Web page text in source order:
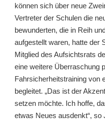
können sich über neue
Vertreter der Schulen die
bewunderten, die in Reih
aufgestellt waren, hatte der
Mitglied des Aufsichtsrats
eine weitere Überraschung
Fahrsicherheitstraining von
begleitet. „Das ist der
setzen möchte. Ich hoffe,
etwas Neues ausdenkt“, so